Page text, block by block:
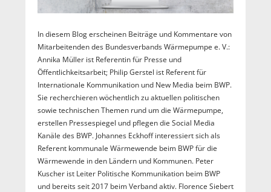
In diesem Blog erscheinen Beiträge und Kommentare von
Mitarbeitenden des Bundesverbands Wärmepumpe e. V.:
Annika Müller ist Referentin für Presse und
Öffentlichkeitsarbeit; Philip Gerstel ist Referent für
Internationale Kommunikation und New Media beim BWP.
Sie recherchieren wöchentlich zu aktuellen politischen
sowie technischen Themen rund um die Wärmepumpe,
erstellen Pressespiegel und pflegen die Social Media
Kanäle des BWP. Johannes Eckhoff interessiert sich als
Referent kommunale Wärmewende beim BWP für die
Wärmewende in den Ländern und Kommunen. Peter
Kuscher ist Leiter Politische Kommunikation beim BWP
und bereits seit 2017 beim Verband aktiv. Florence Siebert